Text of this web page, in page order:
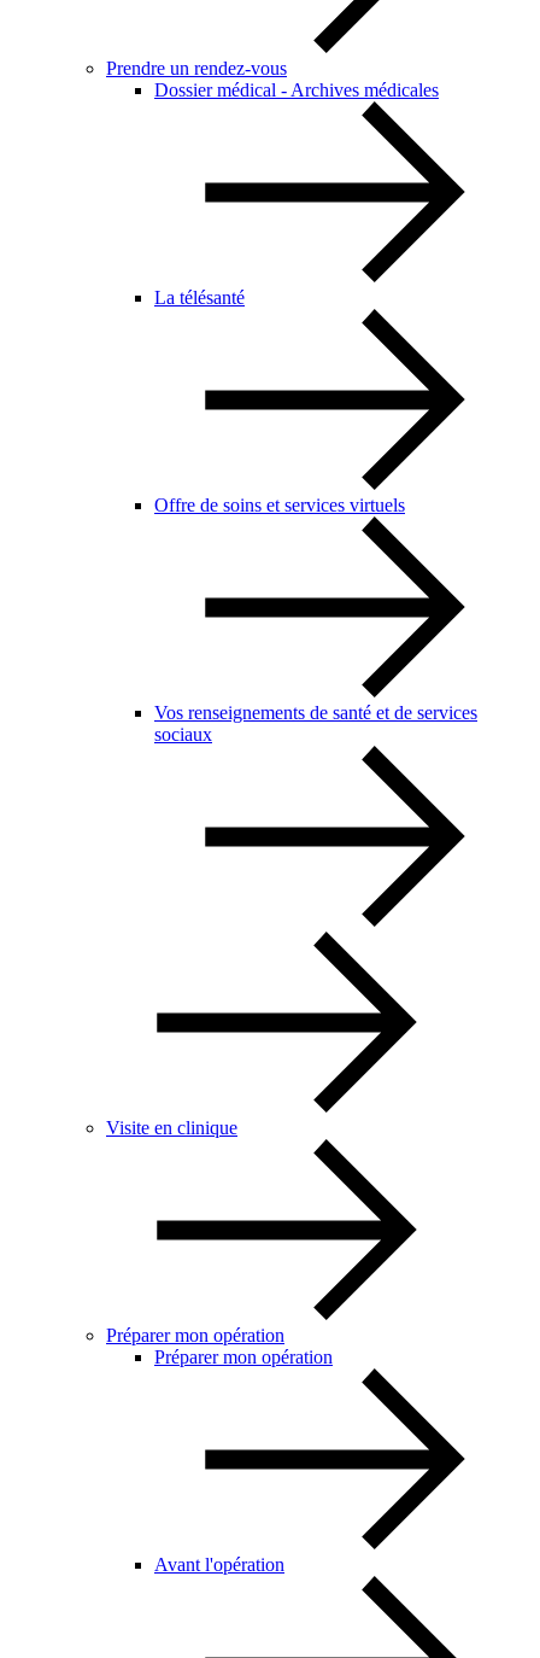
Prendre un rendez-vous
Dossier médical - Archives médicales
La télésanté
Offre de soins et services virtuels
Vos renseignements de santé et de services
sociaux
Visite en clinique
Préparer mon opération
Préparer mon opération
Avant l'opération